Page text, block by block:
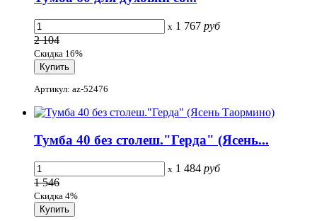
x 1 767 руб
2 104
Скидка 16%
Артикул: az-52476
Тумба 40 без столеш."Герда" (Ясень...
x 1 484 руб
1 546
Скидка 4%